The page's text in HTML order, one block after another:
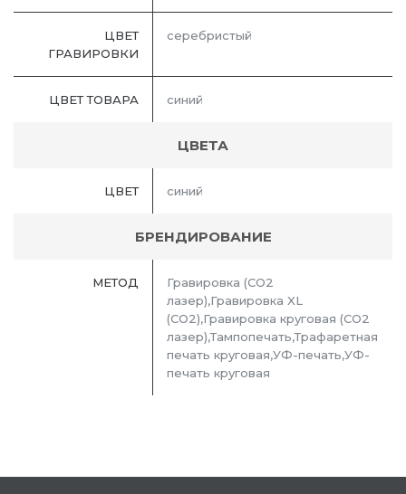
ЦВЕТ
ГРАВИРОВКИ
серебристый
ЦВЕТ ТОВАРА синий
ЦВЕТА
ЦВЕТ синий
БРЕНДИРОВАНИЕ
МЕТОД
Гравировка (CO2
лазер),Гравировка XL
(СО2),Гравировка круговая (CO2
лазер),Тампопечать,Трафаретная
печать круговая,УФ-печать,УФ-
печать круговая